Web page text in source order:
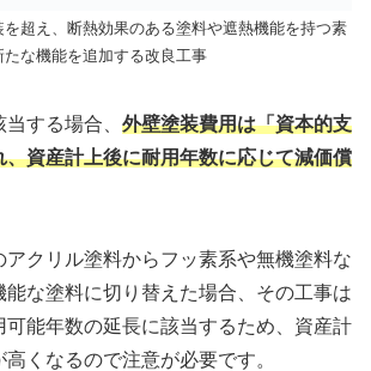
を超え、断熱効果のある塗料や遮熱機能を持つ素
たな機能を追加する改良工事
する場合、 外壁塗装費用は「資本的支
、資産計上後に耐用年数に応じて減価償
アクリル塗料からフッ素系や無機塗料な
能な塗料に切り替えた場合、その工事は
可能年数の延長に該当するため、資産計
高くなるので注意が必要です。